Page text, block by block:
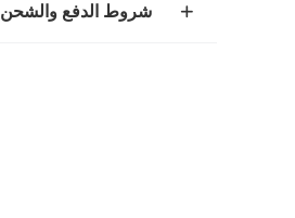
شروط الدفع والشحن